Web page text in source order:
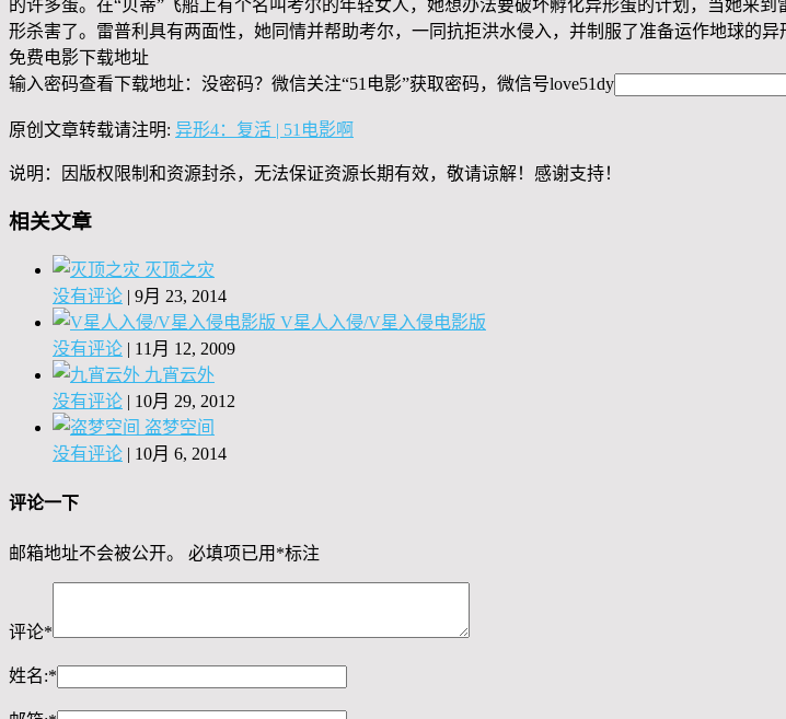
的许多蛋。在“贝蒂”飞船上有个名叫考尔的年轻女人，她想办法要破坏孵化异形蛋的计划，当她来
形杀害了。雷普利具有两面性，她同情并帮助考尔，一同抗拒洪水侵入，并制服了准备运作地球的异
免费电影下载地址
输入密码查看下载地址：没密码？微信关注“51电影”获取密码，微信号love51dy
原创文章转载请注明: 异形4：复活 | 51电影啊
说明：因版权限制和资源封杀，无法保证资源长期有效，敬请谅解！感谢支持！
相关文章
灭顶之灾
没有评论 | 9月 23, 2014
V星人入侵/V星入侵电影版
没有评论 | 11月 12, 2009
九宵云外
没有评论 | 10月 29, 2012
盗梦空间
没有评论 | 10月 6, 2014
评论一下
邮箱地址不会被公开。 必填项已用 *标注
评论*
姓名:*